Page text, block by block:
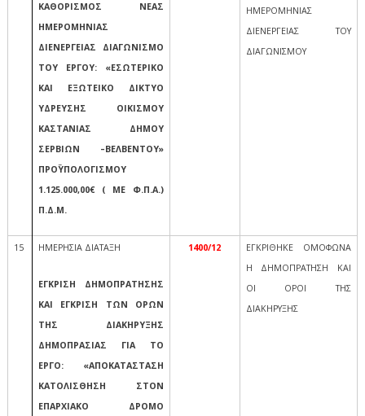
ΚΑΘΟΡΙΣΜΟΣ ΝΕΑΣ
ΗΜΕΡΟΜΗΝΙΑΣ
ΔΙΕΝΕΡΓΕΙΑΣ ΔΙΑΓΩΝΙΣΜΟ
ΤΟΥ ΕΡΓΟΥ: «ΕΣΩΤΕΡΙΚΟ
ΚΑΙ ΕΞΩΤΕΙΚΟ ΔΙΚΤΥΟ
ΥΔΡΕΥΣΗΣ ΟΙΚΙΣΜΟΥ
ΚΑΣΤΑΝΙΑΣ ΔΗΜΟΥ
ΣΕΡΒΙΩΝ –ΒΕΛΒΕΝΤΟΥ»
ΠΡΟΫΠΟΛΟΓΙΣΜΟΥ
1.125.000,00€ ( ΜΕ Φ.Π.Α.)
Π.Δ.Μ.
ΗΜΕΡΟΜΗΝΙΑΣ
ΔΙΕΝΕΡΓΕΙΑΣ ΤΟΥ
ΔΙΑΓΩΝΙΣΜΟΥ
15 ΗΜΕΡΗΣΙΑ ΔΙΑΤΑΞΗ
ΕΓΚΡΙΣΗ ΔΗΜΟΠΡΑΤΗΣΗΣ
ΚΑΙ ΕΓΚΡΙΣΗ ΤΩΝ ΟΡΩΝ
ΤΗΣ ΔΙΑΚΗΡΥΞΗΣ
ΔΗΜΟΠΡΑΣΙΑΣ ΓΙΑ ΤΟ
ΕΡΓΟ: «ΑΠΟΚΑΤΑΣΤΑΣΗ
ΚΑΤΟΛΙΣΘΗΣΗ ΣΤΟΝ
ΕΠΑΡΧΙΑΚΟ ΔΡΟΜΟ
1400/12
ΕΓΚΡΙΘΗΚΕ ΟΜΟΦΩΝΑ
Η ΔΗΜΟΠΡΑΤΗΣΗ ΚΑΙ
ΟΙ ΟΡΟΙ ΤΗΣ
ΔΙΑΚΗΡΥΞΗΣ